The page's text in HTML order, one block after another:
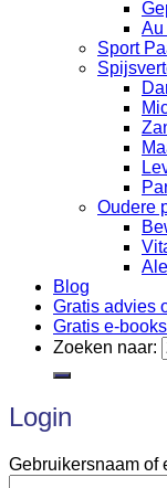
Au
Sport
Oudere
Blog
Gratis advies
Gratis e-books
Zoeken naar:
Login
Gebruikersnaam of